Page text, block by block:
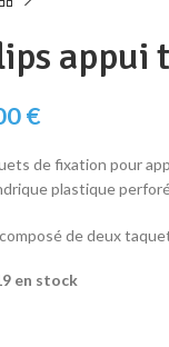
appui
€
de fixation pour
plastique
de deux
en stock